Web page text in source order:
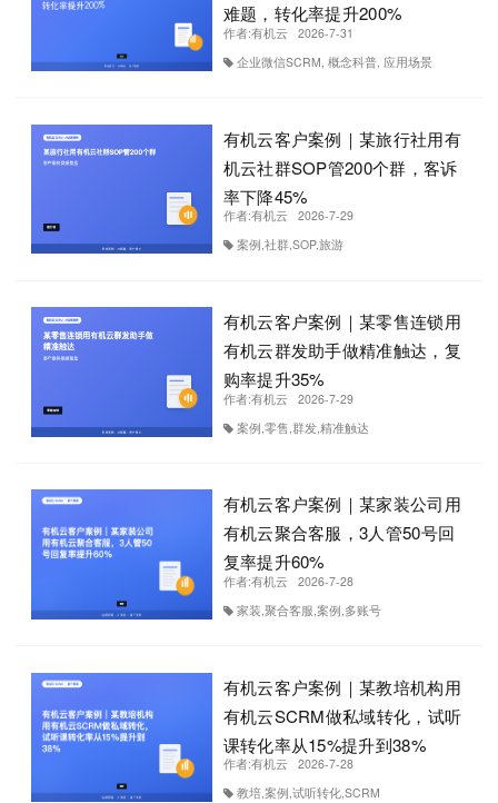
难题，转化率提升200%
作者:有机云
2026-7-31
企业微信SCRM, 概念科普, 应用场景
有机云客户案例｜某旅行社用有
机云社群SOP管200个群，客诉
率下降45%
作者:有机云
2026-7-29
案例,社群,SOP,旅游
有机云客户案例｜某零售连锁用
有机云群发助手做精准触达，复
购率提升35%
作者:有机云
2026-7-29
案例,零售,群发,精准触达
有机云客户案例｜某家装公司用
有机云聚合客服，3人管50号回
复率提升60%
作者:有机云
2026-7-28
家装,聚合客服,案例,多账号
有机云客户案例｜某教培机构用
有机云SCRM做私域转化，试听
课转化率从15%提升到38%
作者:有机云
2026-7-28
教培,案例,试听转化,SCRM